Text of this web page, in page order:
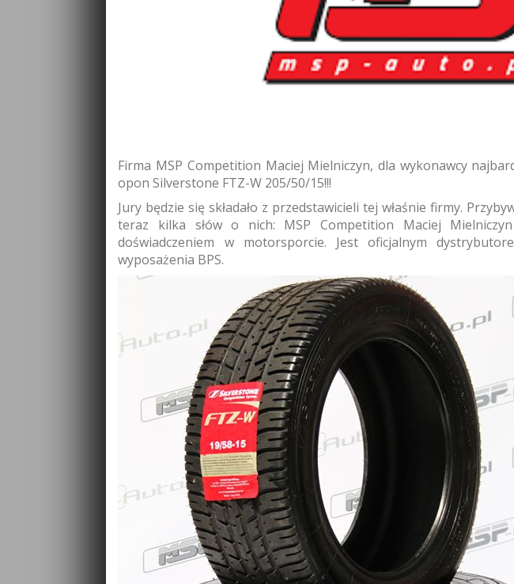
Firma MSP Competition Maciej Mielniczyn, dla wykonawcy
opon Silverstone FTZ-W 205/50/15!!!
Jury będzie się składało z przedstawicieli tej właśnie firmy.
teraz kilka słów o nich: MSP Competition Maciej
doświadczeniem w motorsporcie. Jest oficjalnym
wyposażenia BPS.